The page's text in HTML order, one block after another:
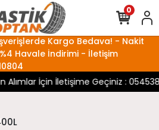
Kargo Bedava! - Nakit
Havale İndirimi - İletişim
İçin İletişime Geçiniz :
0